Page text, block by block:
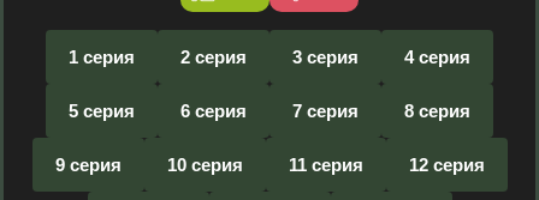
1 серия 2 серия 3 серия 4 серия
5 серия 6 серия 7 серия 8 серия
9 серия 10 серия 11 серия 12 серия